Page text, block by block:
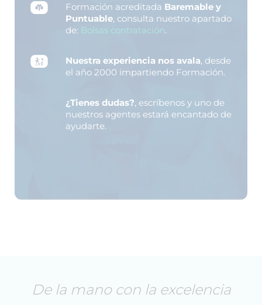
Formación acreditada Baremable y
Puntuable, consulta nuestro apartado
de: Bolsas contratación.
Nuestra experiencia nos avala, desde
el año 2000 impartiendo Formación.
¿Tienes dudas?, escríbenos y uno de
nuestros agentes estará encantado de
ayudarte.
De la mano con la excelencia